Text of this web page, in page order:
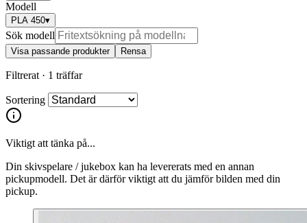
Modell
PLA 450▾
Sök modell
Visa passande produkter Rensa
Filtrerat · 1 träffar
Sortering
Viktigt att tänka på...
Din skivspelare / jukebox kan ha levererats med en annan
pickupmodell. Det är därför viktigt att du jämför bilden med din
pickup.